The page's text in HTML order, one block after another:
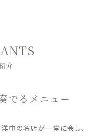
介
でるメニュー
中の名店が一堂に会し、